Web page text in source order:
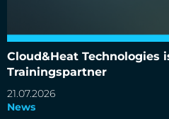
Cloud&Heat Technologies
Trainingspartner
21.07.2026
News
Cloud&Heat Technologies ist
Trainingspartner